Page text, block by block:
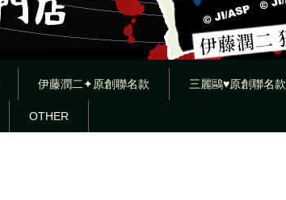
伊藤潤二✦原創聯名款 三麗鷗♥原創聯名款
OTHER